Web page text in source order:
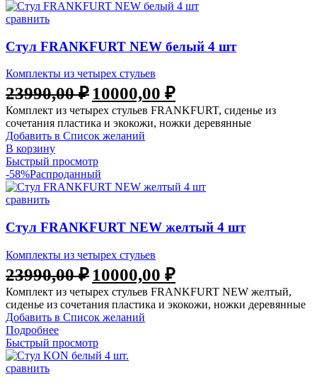
сравнить
Стул FRANKFURT NEW белый 4 шт
Комплекты из четырех стульев
23990,00₽ Первоначальная
цена
составляла
23990,00 ₽.
10000,00 ₽Текущая
цена:
10000,00 ₽.
Комплект из четырех стульев FRANKFURT, сиденье из
сочетания пластика и экокожи, ножки деревянные
Добавить в Список желаний
В корзину
Быстрый просмотр
-58%Распроданный
сравнить
Стул FRANKFURT NEW желтый 4 шт
Комплекты из четырех стульев
23990,00₽ Первоначальная
цена
составляла
23990,00 ₽.
10000,00 ₽Текущая
цена:
10000,00 ₽.
Комплект из четырех стульев FRANKFURT NEW желтый,
сиденье из сочетания пластика и экокожи, ножки деревянные
Добавить в Список желаний
Подробнее
Быстрый просмотр
сравнить